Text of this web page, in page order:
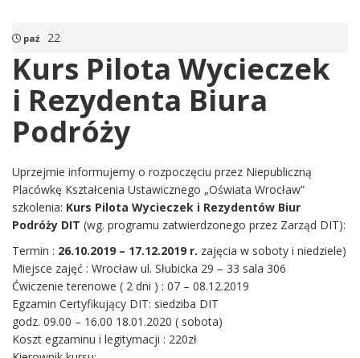
paź 22
Kurs Pilota Wycieczek
i Rezydenta Biura
Podróży
Uprzejmie informujemy o rozpoczęciu przez Niepubliczną
Placówkę Kształcenia Ustawicznego „Oświata Wrocław”
szkolenia: Kurs Pilota Wycieczek i Rezydentów Biur
Podróży DIT (wg. programu zatwierdzonego przez Zarząd DIT):
Termin : 26.10.2019 – 17.12.2019 r. zajęcia w soboty i niedziele)
Miejsce zajęć : Wrocław ul. Słubicka 29 – 33 sala 306
Ćwiczenie terenowe ( 2 dni ) : 07 – 08.12.2019
Egzamin Certyfikujący DIT: siedziba DIT
godz. 09.00 – 16.00 18.01.2020 ( sobota)
Koszt egzaminu i legitymacji : 220zł